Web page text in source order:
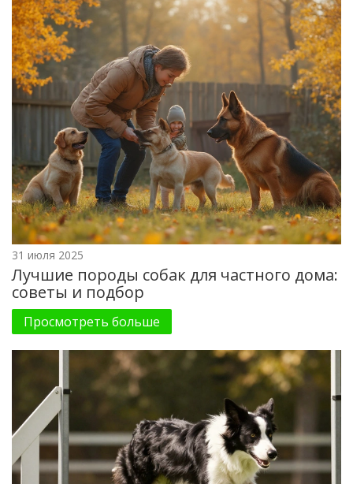
31 июля 2025
Лучшие породы собак для частного дома:
советы и подбор
Просмотреть больше